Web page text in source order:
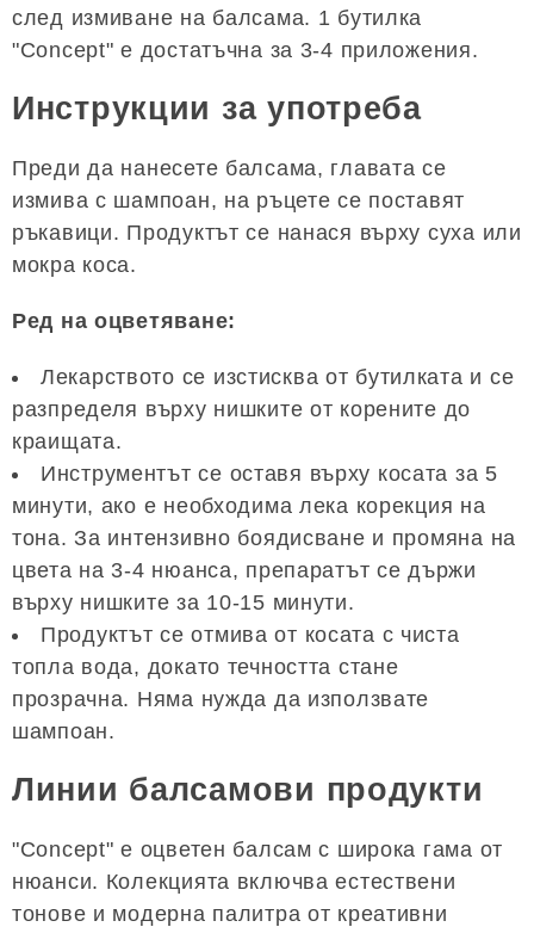
след измиване на балсама. 1 бутилка
"Concept" е достатъчна за 3-4 приложения.
Инструкции за употреба
Преди да нанесете балсама, главата се
измива с шампоан, на ръцете се поставят
ръкавици. Продуктът се нанася върху суха или
мокра коса.
Ред на оцветяване:
Лекарството се изстисква от бутилката и се
разпределя върху нишките от корените до
краищата.
Инструментът се оставя върху косата за 5
минути, ако е необходима лека корекция на
тона. За интензивно боядисване и промяна на
цвета на 3-4 нюанса, препаратът се държи
върху нишките за 10-15 минути.
Продуктът се отмива от косата с чиста
топла вода, докато течността стане
прозрачна. Няма нужда да използвате
шампоан.
Линии балсамови продукти
"Concept" е оцветен балсам с широка гама от
нюанси. Колекцията включва естествени
тонове и модерна палитра от креативни